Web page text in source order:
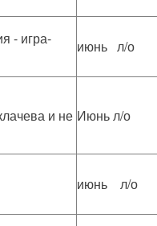
- игра-
июнь л/о
и не Июнь л/о
июнь л/о